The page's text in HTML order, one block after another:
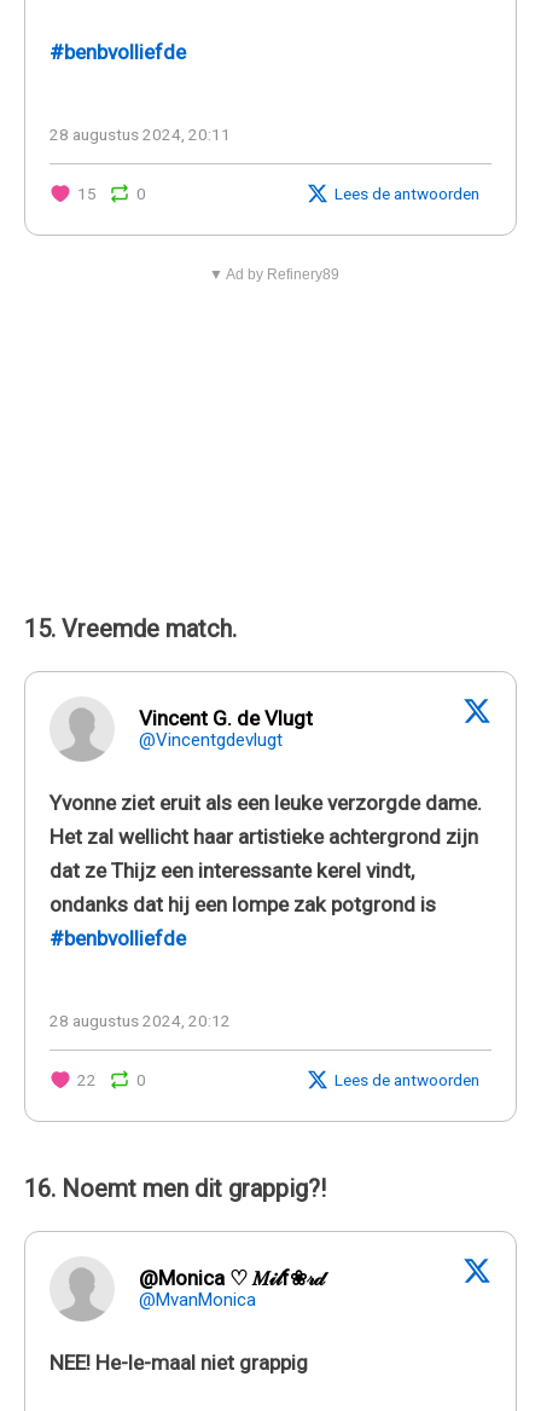
#benbvolliefde
28 augustus 2024, 20:11
15 0 Lees de antwoorden
▼ Ad by Refinery89
15. Vreemde match.
Vincent G. de Vlugt
@Vincentgdevlugt
Yvonne ziet eruit als een leuke verzorgde dame.
Het zal wellicht haar artistieke achtergrond zijn
dat ze Thijz een interessante kerel vindt,
ondanks dat hij een lompe zak potgrond is
#benbvolliefde
28 augustus 2024, 20:12
22 0 Lees de antwoorden
16. Noemt men dit grappig?!
@Monica ♡ 𝑀𝒾𝓁f❀𝓇𝒹
@MvanMonica
NEE! He-le-maal niet grappig